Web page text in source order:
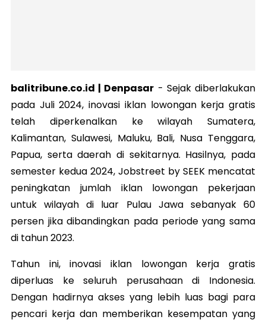
balitribune.co.id | Denpasar - Sejak diberlakukan
pada Juli 2024, inovasi iklan lowongan kerja gratis
telah diperkenalkan ke wilayah Sumatera,
Kalimantan, Sulawesi, Maluku, Bali, Nusa Tenggara,
Papua, serta daerah di sekitarnya. Hasilnya, pada
semester kedua 2024, Jobstreet by SEEK mencatat
peningkatan jumlah iklan lowongan pekerjaan
untukwilayah di luar Pulau Jawa sebanyak 60
persen jika dibandingkan pada periode yang sama
di tahun 2023.
Tahun ini, inovasi iklan lowongan kerja gratis
diperluas ke seluruh perusahaan di Indonesia.
Dengan hadirnya akses yang lebih luas bagi para
pencari kerja dan memberikan kesempatan yang